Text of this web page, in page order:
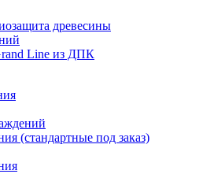
древесины
Line из ДПК
(стандартные под заказ)